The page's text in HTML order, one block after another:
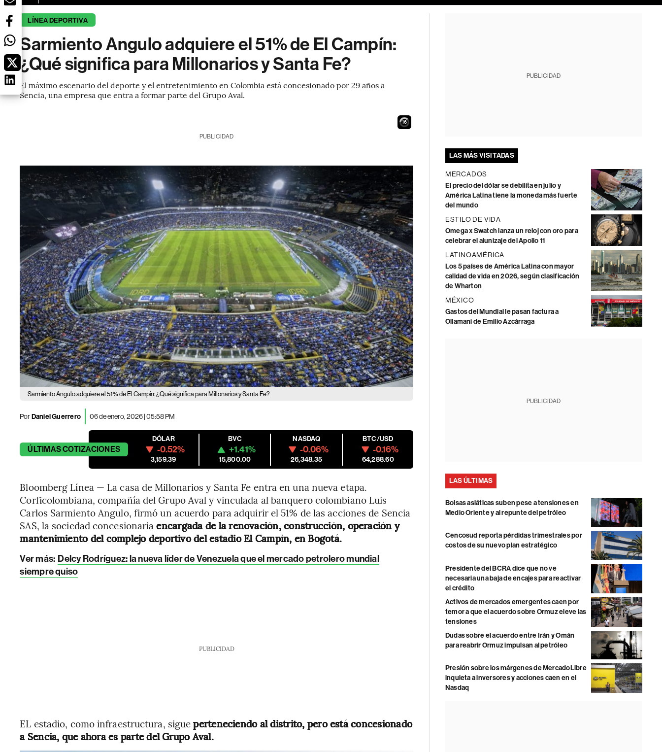
LÍNEA DEPORTIVA
Sarmiento Angulo adquiere el 51% de El Campín:
¿Qué significa para Millonarios y Santa Fe?
El máximo escenario del deporte y el entretenimiento en Colombia está concesionado por 29 años a
Sencia, una empresa que entra a formar parte del Grupo Aval.
15
PUBLICIDAD
Sarmiento Angulo adquiere el 51% de El Campín: ¿Qué significa para Millonarios y Santa Fe?
PorDaniel Guerrero 06 de enero, 2026 | 05:58 PM
ÚLTIMASCOTIZACIONES
DÓLAR
-0.52%
3,159.39
BVC
+1.41%
15,800.00
NASDAQ
-0.06%
26,348.35
BTC/USD
-0.16%
64,288.60
Bloomberg Línea — La casa de Millonarios y Santa Fe entra en una nueva etapa.
Corficolombiana, compañía del Grupo Aval y vinculada al banquero colombiano Luis
Carlos Sarmiento Angulo, firmó un acuerdo para adquirir el 51% de las acciones de Sencia
SAS, la sociedad concesionariaencargada de la renovación, construcción, operación y
mantenimiento del complejo deportivo del estadio El Campín, en Bogotá.
Ver más: Delcy Rodríguez: la nueva líder de Venezuela que el mercado petrolero mundial
siempre quiso
PUBLICIDAD
EL estadio, como infraestructura, sigueperteneciendo al distrito, pero está concesionado
a Sencia, que ahora es parte del Grupo Aval.
PUBLICIDAD
LAS MÁS VISITADAS
MERCADOS
El precio del dólar se debilita en julio y
América Latina tiene la moneda más fuerte
del mundo
ESTILO DE VIDA
Omega x Swatch lanza un reloj con oro para
celebrar el alunizaje del Apollo 11
LATINOAMÉRICA
Los 5 países de América Latina con mayor
calidad de vida en 2026, según clasificación
de Wharton
MÉXICO
Gastos del Mundial le pasan factura a
Ollamani de Emilio Azcárraga
PUBLICIDAD
LAS ÚLTIMAS
Bolsas asiáticas suben pese a tensiones en
Medio Oriente y al repunte del petróleo
Cencosud reporta pérdidas trimestrales por
costos de su nuevo plan estratégico
Presidente del BCRA dice que no ve
necesaria una baja de encajes para reactivar
el crédito
Activos de mercados emergentes caen por
temor a que el acuerdo sobre Ormuz eleve las
tensiones
Dudas sobre el acuerdo entre Irán y Omán
para reabrir Ormuz impulsan al petróleo
Presión sobre los márgenes de MercadoLibre
inquieta a inversores y acciones caen en el
Nasdaq